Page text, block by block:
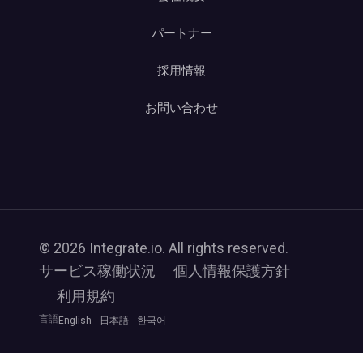
パートナー
採用情報
お問い合わせ
© 2026 Integrate.io. All rights reserved.
サービス稼働状況
個人情報保護方針
利用規約
言語 English 日本語 한국어